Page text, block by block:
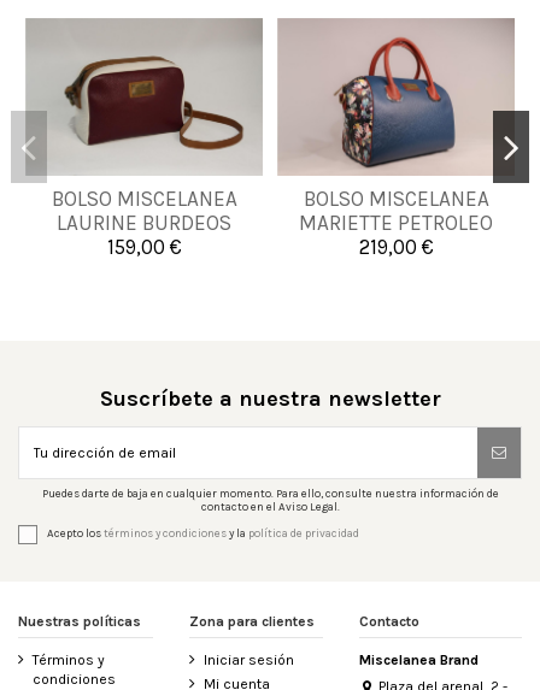
BOLSO MISCELANEA
LAURINE BURDEOS
159,00 €
UNICA
Añadir al carrito
BOLSO MISCELANEA
MARIETTE PETROLEO
219,00 €
UNICA
Añadir al carrito
Suscríbete a nuestra newsletter
Puedes darte de baja en cualquier momento. Para ello, consulte nuestra información de
contacto en el Aviso Legal.
Acepto lostérminos y condicionesy la política de privacidad
Nuestras políticas
Términos y
condiciones
Zona para clientes
Iniciar sesión
Mi cuenta
Contacto
Miscelanea Brand
Plaza del arenal, 2 -